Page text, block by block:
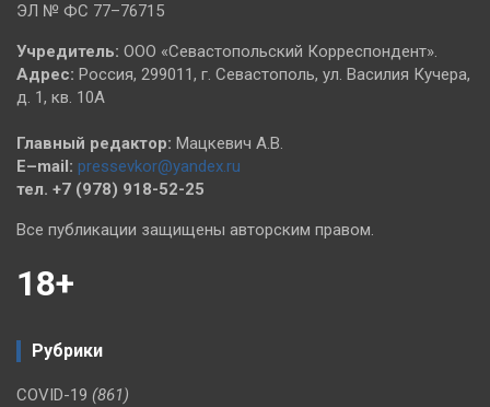
ЭЛ № ФС 77–76715
Учредитель: ООО «Севастопольский Корреспондент».
Адрес: Россия, 299011, г. Севастополь, ул. Василия Кучера,
д. 1, кв. 10А
Главный редактор: Мацкевич А.В.
E–mail: pressevkor@yandex.ru
тел. +7 (978) 918-52-25
Все публикации защищены авторским правом.
18+
Рубрики
COVID-19 (861)